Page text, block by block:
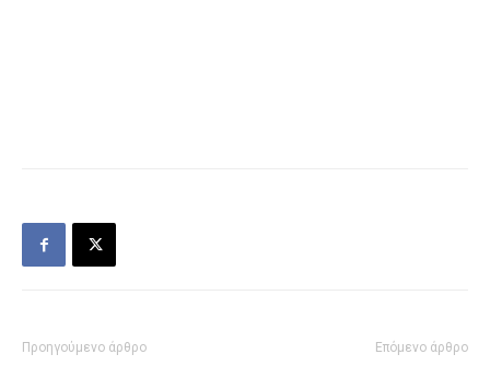
Προηγούμενο άρθρο Επόμενο άρθρο